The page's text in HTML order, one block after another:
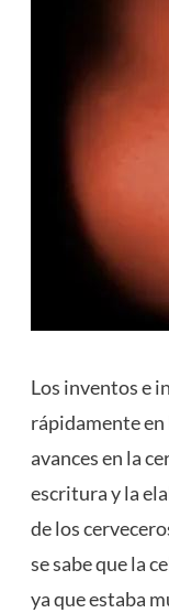
Los inventos e
rápidamente
avances en la
escritura y la
de los
se sabe que la
ya que estaba